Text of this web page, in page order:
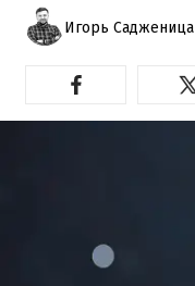
Игорь Садженица